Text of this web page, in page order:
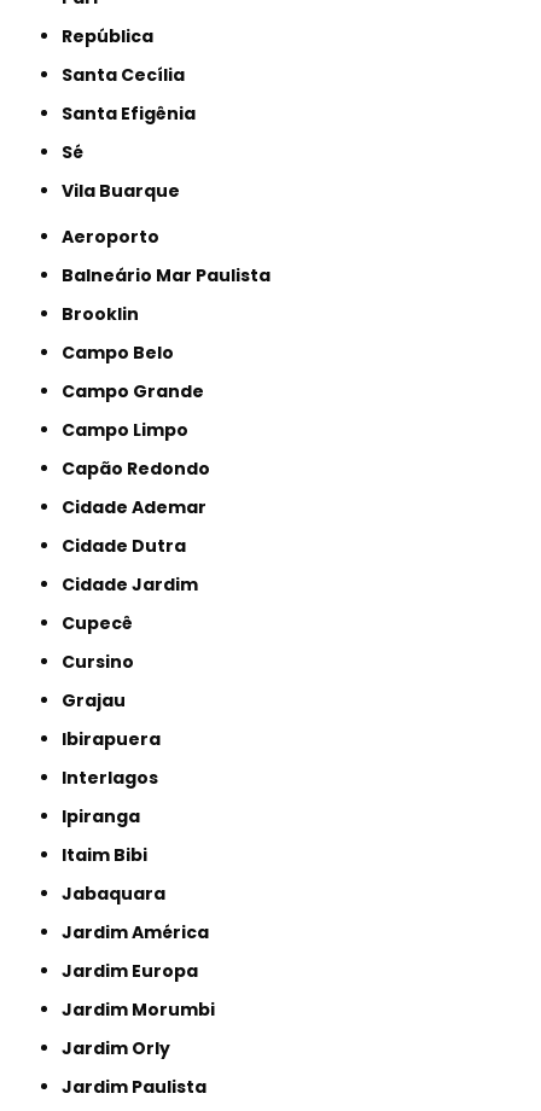
República
Santa Cecília
Santa Efigênia
Sé
Vila Buarque
Aeroporto
Balneário Mar Paulista
Brooklin
Campo Belo
Campo Grande
Campo Limpo
Capão Redondo
Cidade Ademar
Cidade Dutra
Cidade Jardim
Cupecê
Cursino
Grajau
Ibirapuera
Interlagos
Ipiranga
Itaim Bibi
Jabaquara
Jardim América
Jardim Europa
Jardim Morumbi
Jardim Orly
Jardim Paulista